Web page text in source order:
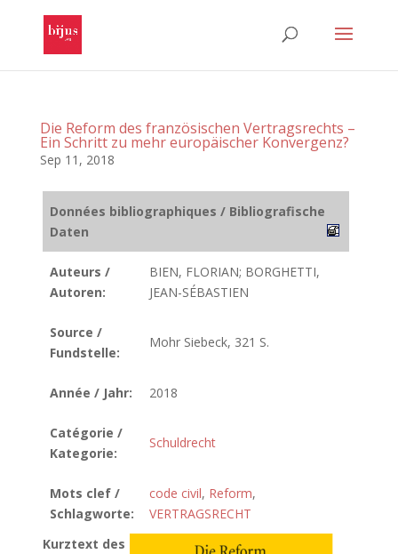
Die Reform des französischen Vertragsrechts –
Ein Schritt zu mehr europäischer Konvergenz?
Sep 11, 2018
Données bibliographiques / Bibliografische
Daten
Auteurs /
Autoren:
BIEN, FLORIAN; BORGHETTI,
JEAN-SÉBASTIEN
Source /
Fundstelle:
Mohr Siebeck, 321 S.
Année / Jahr: 2018
Catégorie /
Kategorie:
Schuldrecht
Mots clef /
Schlagworte:
code civil, Reform,
VERTRAGSRECHT
Kurztext des